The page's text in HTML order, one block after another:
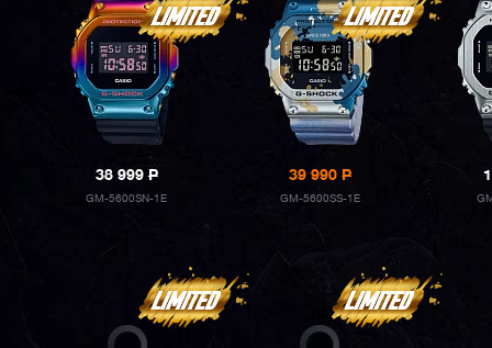
38 999P
GM-5600SN-1E
39 990P
GM-5600SS-1E